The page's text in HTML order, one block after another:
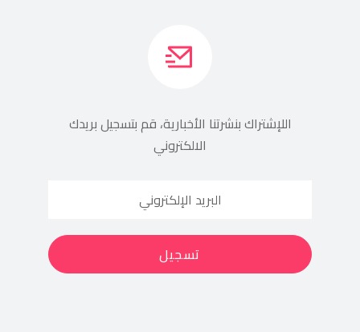
اللإشتراك بنشرتنا الأخبارية، قم بتسجيل بريدك
الالكتروني